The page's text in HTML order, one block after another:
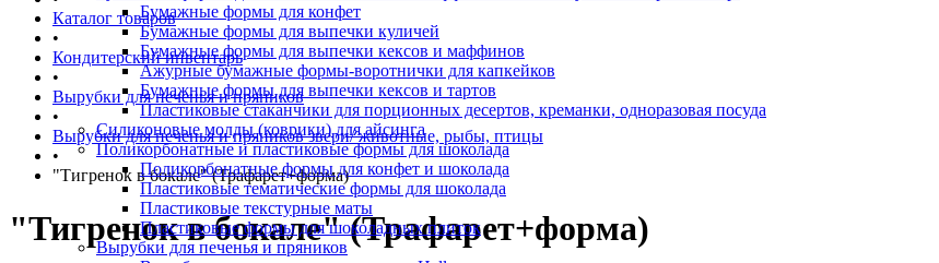
Бумажные формы для конфет
Бумажные формы для выпечки куличей
Бумажные формы для выпечки кексов и маффинов
Ажурные бумажные формы-воротнички для капкейков
Бумажные формы для выпечки кексов и тартов
Пластиковые стаканчики для порционных десертов, креманки, одноразовая посуда
Силиконовые молды (коврики) для айсинга
Поликорбонатные и пластиковые формы для шоколада
Поликорбонатные формы для конфет и шоколада
Пластиковые тематические формы для шоколада
Пластиковые текстурные маты
Пластиковые формы для шоколадных плиток
Вырубки для печенья и пряников
Каталог товаров
•
Кондитерский инвентарь
•
Вырубки для печенья и пряников
•
Вырубки для печенья и пряников звери/ животные, рыбы, птицы
•
"Тигренок в бокале" (Трафарет+форма)
"Тигренок в бокале" (Трафарет+форма)